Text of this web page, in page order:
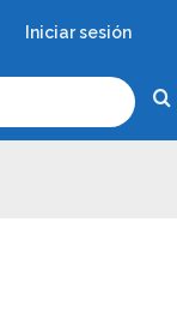
Iniciar sesión